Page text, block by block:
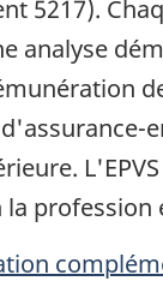
5217).
analyse
la